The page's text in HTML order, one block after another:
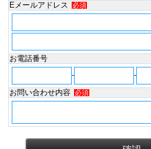
Eメールアドレス 必須
お電話番号
-
-
お問い合わせ内容
必須